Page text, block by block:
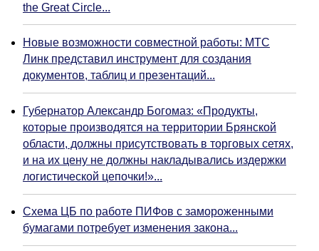
the Great Circle...
Новые возможности совместной работы: МТС
Линк представил инструмент для создания
документов, таблиц и презентаций...
Губернатор Александр Богомаз: «Продукты,
которые производятся на территории Брянской
области, должны присутствовать в торговых сетях,
и на их цену не должны накладывались издержки
логистической цепочки!»...
Схема ЦБ по работе ПИФов с замороженными
бумагами потребует изменения закона...